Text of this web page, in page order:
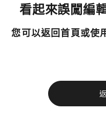
看起來誤闖編
您可以返回首頁或使
今日熱門
使用
您已閒置5分鐘，請點擊
今日熱門